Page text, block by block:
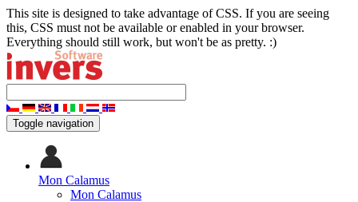
This site is designed to take advantage of CSS. If you are seeing
this, CSS must not be available or enabled in your browser.
Everything should still work, but won't be as pretty. :)
Toggle navigation
Mon Calamus
Mon Calamus